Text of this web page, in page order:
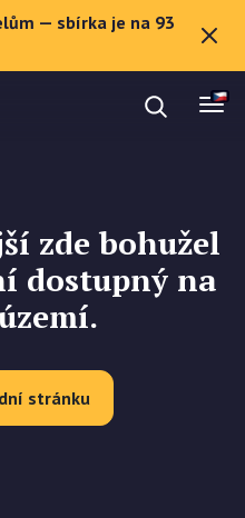
— sbírka je na 93
zde bohužel
dostupný na
stránku